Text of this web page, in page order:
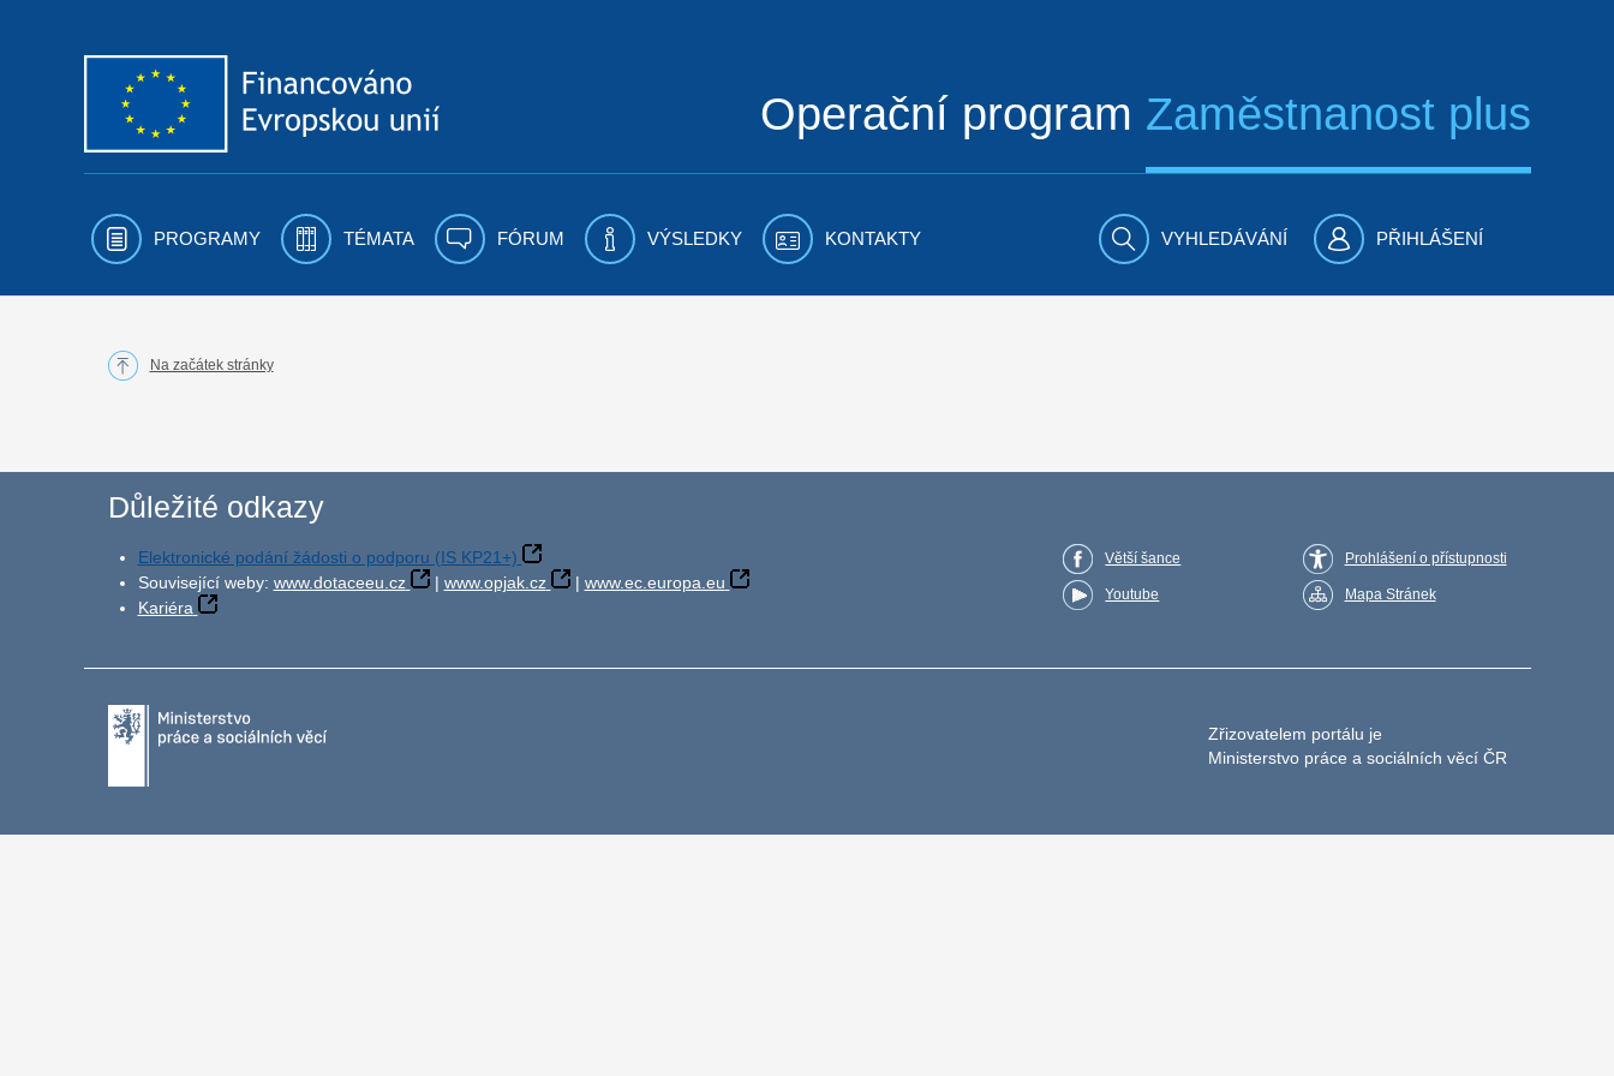
Operační program Zaměstnanost plus
PROGRAMY TÉMATA FÓRUM VÝSLEDKY KONTAKTY VYHLEDÁVÁNÍ PŘIHLÁŠENÍ
Na začátek stránky
Důležité odkazy
Elektronické podání žádosti o podporu (IS KP21+)
Související weby: www.dotaceeu.cz | www.opjak.cz | www.ec.europa.eu
Kariéra
Větší šance
Youtube
Prohlášení o přístupnosti
Mapa Stránek
Zřizovatelem portálu je
Ministerstvo práce a sociálních věcí ČR